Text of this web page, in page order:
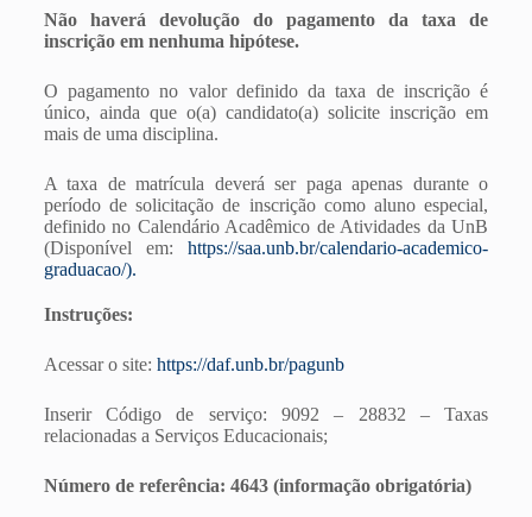
Não haverá devolução do pagamento da taxa de
inscrição em nenhuma hipótese.
O pagamento no valor definido da taxa de inscrição é
único, ainda que o(a) candidato(a) solicite inscrição em
mais de uma disciplina.
A taxa de matrícula deverá ser paga apenas durante o
período de solicitação de inscrição como aluno especial,
definido no Calendário Acadêmico de Atividades da UnB
(Disponível em:https://saa.unb.br/calendario-academico-
graduacao/).
Instruções:
Acessar o site: https://daf.unb.br/pagunb
Inserir Código de serviço: 9092 – 28832 – Taxas
relacionadas a Serviços Educacionais;
Número de referência: 4643 (informação obrigatória)